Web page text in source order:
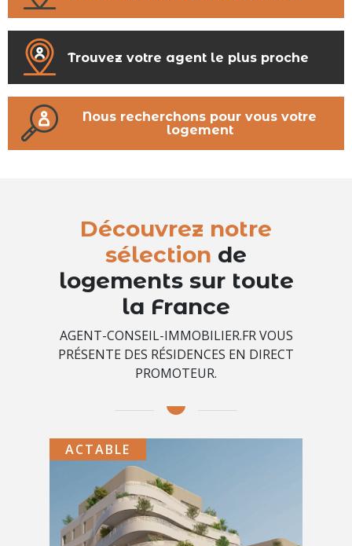
Trouvez votre agent le plus proche
Nous recherchons pour vous votre
logement
Découvrez notre
sélection de
logements sur toute
la France
AGENT-CONSEIL-IMMOBILIER.FR VOUS
PRÉSENTE DES RÉSIDENCES EN DIRECT
PROMOTEUR.
ACTABLE